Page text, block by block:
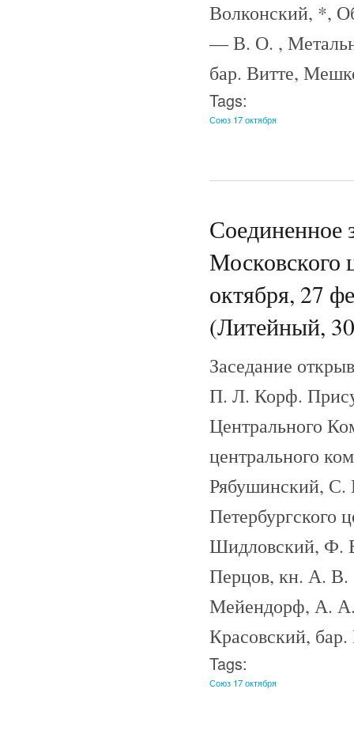
Волконский, *,
— В. О. ,
бар. Витте,
Tags:
Союз 17 октября
Соединенное
Московского
октября, 27
(Литейный,
Заседание
П. Л. Корф.
Центрального
центрального
Рябушинский, С.
Шидловский, Ф.
Перцов, кн. А. В.
Мейендорф, А.
Красовский,
Tags:
Союз 17 октября